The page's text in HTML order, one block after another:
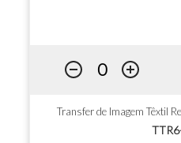
Transfer de Imagem Têxtil